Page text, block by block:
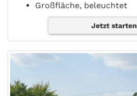
Großfläche, beleuchtet
Jetzt starten